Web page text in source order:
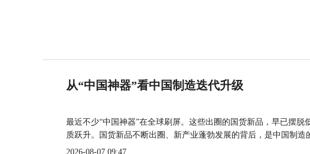
从“中国神器”看中国制造迭代升级
最近不少“中国神器”在全球刷屏。这些出圈的国货新品，早已摆
质跃升。国货新品不断出圈、新产业蓬勃发展的背后，是中国制造
2026-08-07 09:47